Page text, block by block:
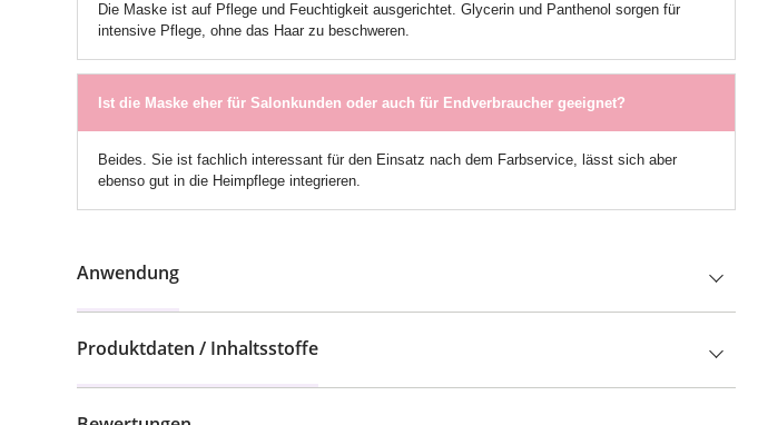
Die Maske ist auf Pflege und Feuchtigkeit ausgerichtet. Glycerin und Panthenol sorgen für
intensive Pflege, ohne das Haar zu beschweren.
Ist die Maske eher für Salonkunden oder auch für Endverbraucher geeignet?
Beides. Sie ist fachlich interessant für den Einsatz nach dem Farbservice, lässt sich aber
ebenso gut in die Heimpflege integrieren.
Anwendung
Produktdaten / Inhaltsstoffe